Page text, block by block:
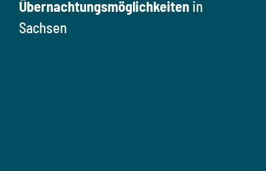
Übernachtungsmöglichkeiten in
Sachsen